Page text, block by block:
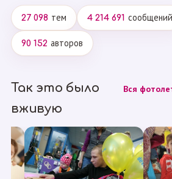
27 098 тем 4 214 691 сообщений
90 152 авторов
Так это было
вживую
Вся